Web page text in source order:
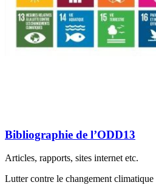
Bibliographie de l’ODD13
Articles, rapports, sites internet etc.
Lutter contre le changement climatique